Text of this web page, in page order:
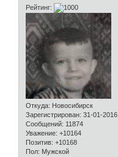
Рейтинг:
Откуда: Новосибирск
Зарегистрирован: 31-01-2016
Сообщений: 11874
Уважение: +10164
Позитив: +10168
Пол: Мужской